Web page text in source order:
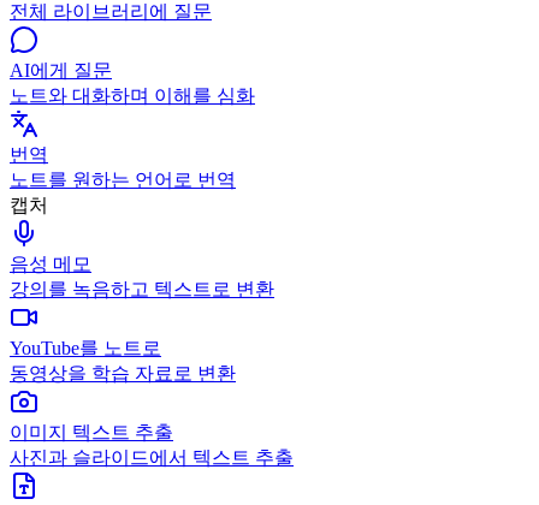
전체 라이브러리에 질문
AI에게 질문
노트와 대화하며 이해를 심화
번역
노트를 원하는 언어로 번역
캡처
음성 메모
강의를 녹음하고 텍스트로 변환
YouTube를 노트로
동영상을 학습 자료로 변환
이미지 텍스트 추출
사진과 슬라이드에서 텍스트 추출